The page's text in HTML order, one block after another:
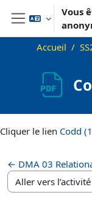
Passer au contenu
Panneau
Vous
Accueil
Cliquer le lien Codd
← DMA 03
Aller vers l’activité